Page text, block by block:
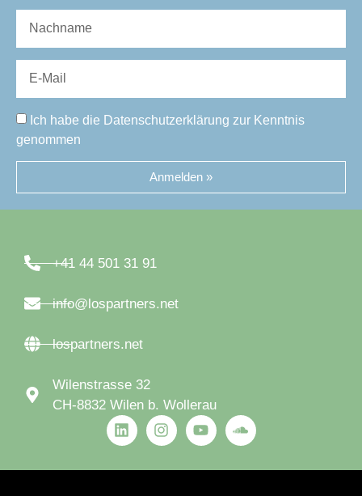
+41 44 501 31 91
info@lospartners.net
lospartners.net
Wilenstrasse 32
CH-8832 Wilen b. Wollerau
Ich habe die Datenschutzerklärung zur Kenntnis
genommen
Anmelden »